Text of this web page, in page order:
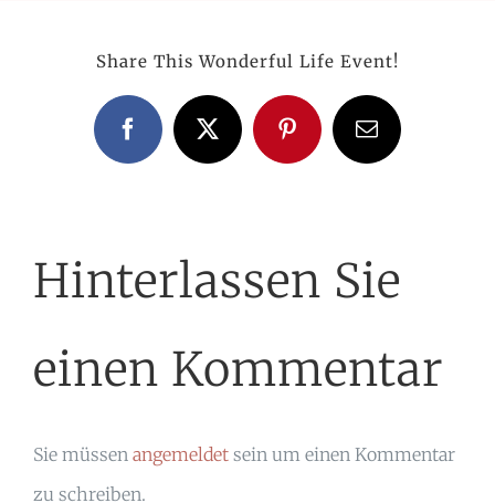
Share This Wonderful Life Event!
FacebookX PinterestE-
Mail
Hinterlassen Sie
einen Kommentar
Sie müssen angemeldet sein um einen Kommentar
zu schreiben.